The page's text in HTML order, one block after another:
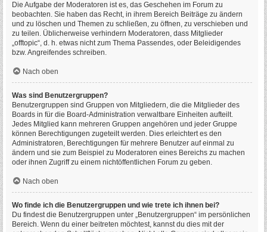
Die Aufgabe der Moderatoren ist es, das Geschehen im Forum zu
beobachten. Sie haben das Recht, in ihrem Bereich Beiträge zu ändern
und zu löschen und Themen zu schließen, zu öffnen, zu verschieben und
zu teilen. Üblicherweise verhindern Moderatoren, dass Mitglieder
„offtopic“, d. h. etwas nicht zum Thema Passendes, oder Beleidigendes
bzw. Angreifendes schreiben.
Nach oben
Was sind Benutzergruppen?
Benutzergruppen sind Gruppen von Mitgliedern, die die Mitglieder des
Boards in für die Board-Administration verwaltbare Einheiten aufteilt.
Jedes Mitglied kann mehreren Gruppen angehören und jeder Gruppe
können Berechtigungen zugeteilt werden. Dies erleichtert es den
Administratoren, Berechtigungen für mehrere Benutzer auf einmal zu
ändern und sie zum Beispiel zu Moderatoren eines Bereichs zu machen
oder ihnen Zugriff zu einem nichtöffentlichen Forum zu geben.
Nach oben
Wo finde ich die Benutzergruppen und wie trete ich ihnen bei?
Du findest die Benutzergruppen unter „Benutzergruppen“ im persönlichen
Bereich. Wenn du einer beitreten möchtest, kannst du dies mit der